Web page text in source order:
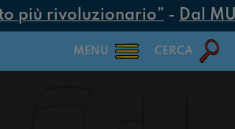
più rivoluzionario”- Dal
MENU CERCA